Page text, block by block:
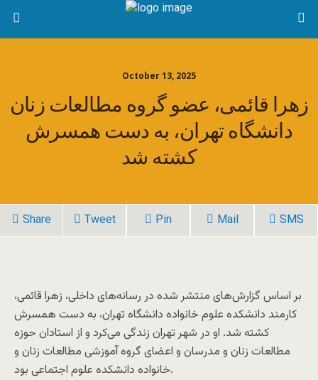
October 13, 2025
زهرا قائمی، عضو گروه مطالعات زنان
دانشگاه تهران، به دست همسرش
کشته شد
Share Tweet Pin Mail SMS
بر اساس گزارش‌های منتشر شده در رسانه‌‌‌های داخلی، زهرا قائمی،
کارمند دانشکده علوم خانواده دانشگاه تهران، به دست همسرش
کشته شد. او در شهر تهران زندگی می‌کرد و از استادان حوزه
مطالعات زنان و مدرسان و اعضای گروه آموزشی مطالعات زنان و
خانواده دانشکده علوم اجتماعی بود.